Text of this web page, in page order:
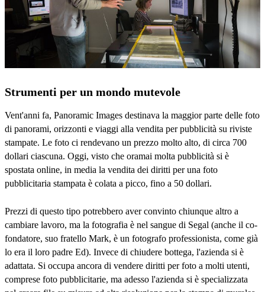
Strumenti per un mondo mutevole
Vent'anni fa, Panoramic Images destinava la maggior parte delle foto
di panorami, orizzonti e viaggi alla vendita per pubblicità su riviste
stampate. Le foto ci rendevano un prezzo molto alto, di circa 700
dollari ciascuna. Oggi, visto che oramai molta pubblicità si è
spostata online, in media la vendita dei diritti per una foto
pubblicitaria stampata è colata a picco, fino a 50 dollari.
Prezzi di questo tipo potrebbero aver convinto chiunque altro a
cambiare lavoro, ma la fotografia è nel sangue di Segal (anche il co-
fondatore, suo fratello Mark, è un fotografo professionista, come già
lo era il loro padre Ed). Invece di chiudere bottega, l'azienda si è
adattata. Si occupa ancora di vendere diritti per foto a molti utenti,
comprese foto pubblicitarie, ma adesso l'azienda si è specializzata